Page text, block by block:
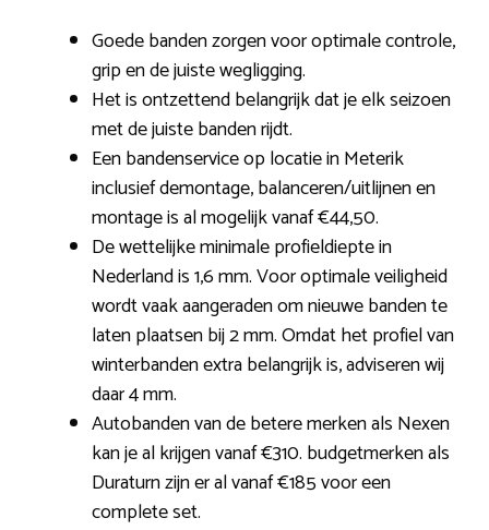
Goede banden zorgen voor optimale controle,
grip en de juiste wegligging.
Het is ontzettend belangrijk dat je elk seizoen
met de juiste banden rijdt.
Een bandenservice op locatie in Meterik
inclusief demontage, balanceren/uitlijnen en
montage is al mogelijk vanaf €44,50.
De wettelijke minimale profieldiepte in
Nederland is 1,6 mm. Voor optimale veiligheid
wordt vaak aangeraden om nieuwe banden te
laten plaatsen bij 2 mm. Omdat het profiel van
winterbanden extra belangrijk is, adviseren wij
daar 4 mm.
Autobanden van de betere merken als Nexen
kan je al krijgen vanaf €310. budgetmerken als
Duraturn zijn er al vanaf €185 voor een
complete set.